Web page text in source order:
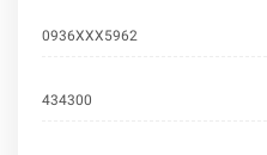
0936XXX5962
434300